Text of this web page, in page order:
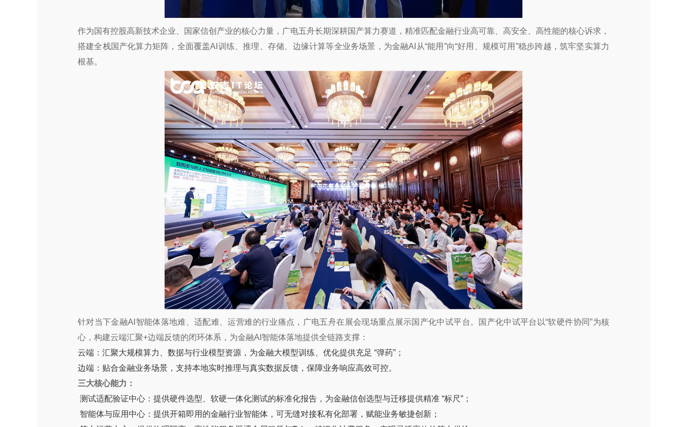
作为国有控股高新技术企业、国家信创产业的核心力量，广电五舟长期深耕国产算力赛道，精准匹配金融行业高可靠、高安全、高性能的核心诉求，
搭建全栈国产化算力矩阵，全面覆盖AI训练、推理、存储、边缘计算等全业务场景，为金融AI从“能用”向“好用、规模可用”稳步跨越，筑牢坚实算力
根基。
针对当下金融AI智能体落地难、适配难、运营难的行业痛点，广电五舟在展会现场重点展示国产化中试平台。国产化中试平台以“软硬件协同”为核
心，构建云端汇聚+边端反馈的闭环体系，为金融AI智能体落地提供全链路支撑：
云端：汇聚大规模算力、数据与行业模型资源，为金融大模型训练、优化提供充足 “弹药”；
边端：贴合金融业务场景，支持本地实时推理与真实数据反馈，保障业务响应高效可控。
三大核心能力：
测试适配验证中心：提供硬件选型、软硬一体化测试的标准化报告，为金融信创选型与迁移提供精准 “标尺”；
智能体与应用中心：提供开箱即用的金融行业智能体，可无缝对接私有化部署，赋能业务敏捷创新；